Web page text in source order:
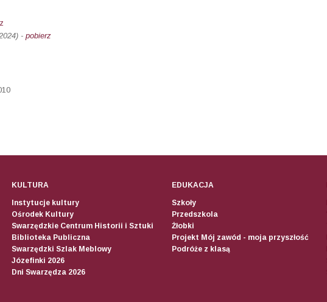
- pobierz
KULTURA
Instytucje kultury
Ośrodek Kultury
Swarzędzkie Centrum Historii i Sztuki
Biblioteka Publiczna
Swarzędzki Szlak Meblowy
Józefinki 2026
Dni Swarzędza 2026
EDUKACJA
Szkoły
Przedszkola
Żłobki
Projekt Mój zawód - moja przyszłość
Podróże z klasą